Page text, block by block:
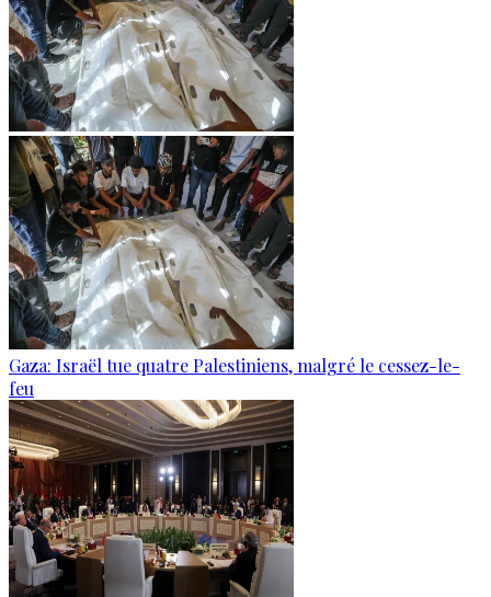
Gaza: Israël tue quatre Palestiniens, malgré le cessez-le-
feu